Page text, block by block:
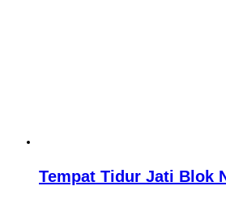
Tempat Tidur Jati Blok